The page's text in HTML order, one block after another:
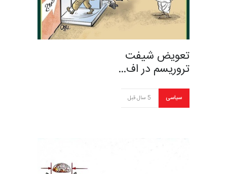
تعویض شیفت
تروریسم در اف…
سیاسی 5 سال قبل